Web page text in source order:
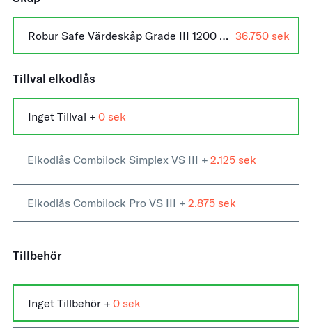
Robur Safe Värdeskåp Grade III 1200 Nyckellås + 36.750
Tillval elkodlås
Inget Tillval + 0
Elkodlås Combilock Simplex VS III + 2.125
Elkodlås Combilock Pro VS III + 2.875
Tillbehör
Inget Tillbehör + 0